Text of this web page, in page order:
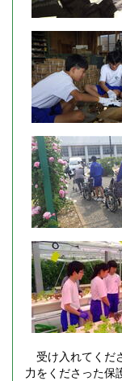
受け入れてくだ
力をくださった保